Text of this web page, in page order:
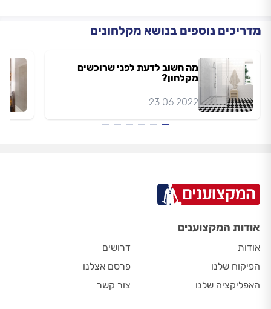
מדריכים נוספים בנושא מקלחונים
מה חשוב לדעת לפני שרוכשים
מקלחון?
23.06.2022
אודות המקצוענים
אודות
הפיקוח שלנו
האפליקציה שלנו
דרושים
פרסם אצלנו
צור קשר